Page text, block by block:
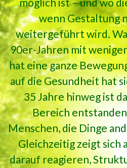
wenn Gestaltung
weitergeführt wird.
90er-Jahren mit
hat eine ganze
auf die Gesundheit hat
35 Jahre hinweg ist
Bereich
Menschen, die Dinge
Gleichzeitig zeigt sich
darauf reagieren,